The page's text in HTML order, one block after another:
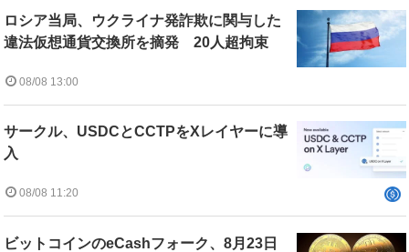
ロシア当局、ウクライナ発詐欺に関与した
違法仮想通貨交換所を摘発 20人超拘束
08/08 13:00
サークル、USDCとCCTPをXレイヤーに導
入
08/08 11:20
ビットコインのeCashフォーク、8月23日